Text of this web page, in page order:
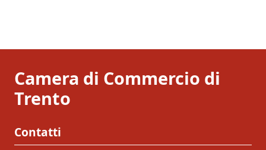
Camera di Commercio di
Trento
Contatti